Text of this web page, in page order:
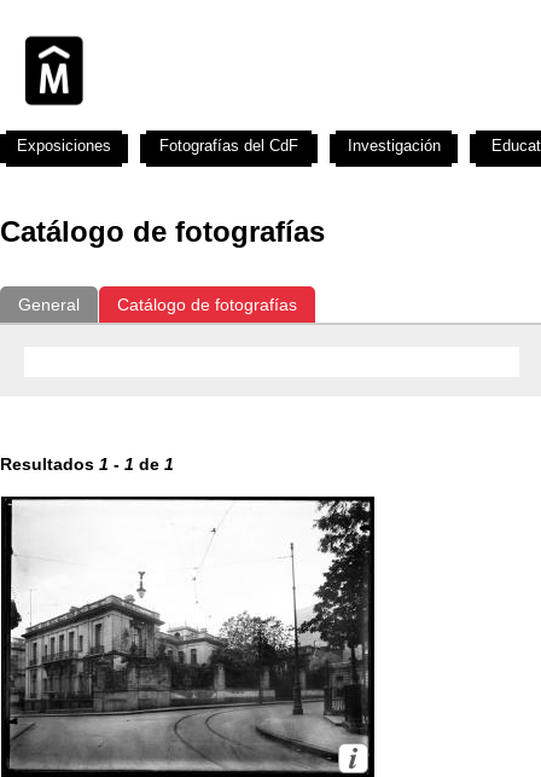
Catálogo de fotografías
General Catálogo de fotografías
Resultados 1 - 1 de 1
Exposiciones Fotografías del CdF Investigación